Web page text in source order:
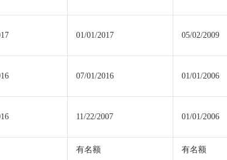
01/01/2017 05/02/2009
07/01/2016 01/01/2006
11/22/2007 01/01/2006
有名额
有名额